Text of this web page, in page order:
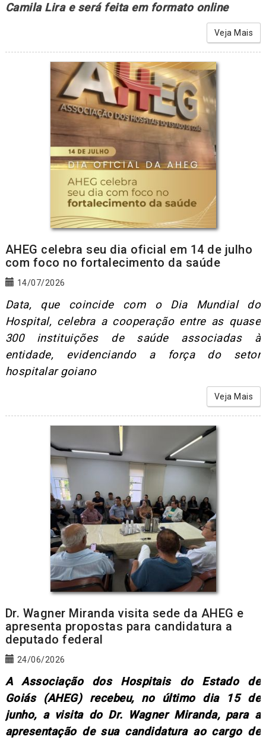
Camila Lira e será feita em formato online
Veja Mais
AHEG celebra seu dia oficial em 14 de julho
com foco no fortalecimento da saúde
14/07/2026
Data, que coincide com o Dia Mundial do
Hospital, celebra a cooperação entre as quase
300 instituições de saúde associadas à
entidade, evidenciando a força do setor
hospitalar goiano
Veja Mais
Dr. Wagner Miranda visita sede da AHEG e
apresenta propostas para candidatura a
deputado federal
24/06/2026
A Associação dos Hospitais do Estado de
Goiás (AHEG) recebeu, no último dia 15 de
junho, a visita do Dr. Wagner Miranda, para a
apresentação de sua candidatura ao cargo de